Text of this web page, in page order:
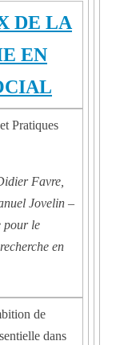
DE LA
EN
Pratiques
Favre,
Jovelin –
pour le
en
de
dans